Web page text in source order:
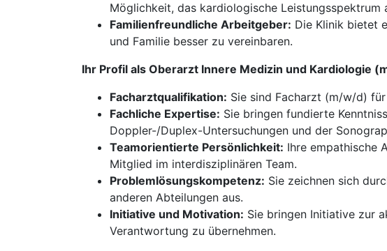
Möglichkeit, das kardiologische Leistungsspektrum
Familienfreundliche Arbeitgeber: Die Klinik bietet
und Familie besser zu vereinbaren.
Ihr Profil als Oberarzt Innere Medizin und Kardiologie
Facharztqualifikation: Sie sind Facharzt (m/w/d)
Fachliche Expertise: Sie bringen fundierte
Doppler-/Duplex-Untersuchungen und der
Teamorientierte Persönlichkeit: Ihre empathische
Mitglied im interdisziplinären Team.
Problemlösungskompetenz: Sie zeichnen sich
anderen Abteilungen aus.
Initiative und Motivation: Sie bringen Initiative zur
Verantwortung zu übernehmen.